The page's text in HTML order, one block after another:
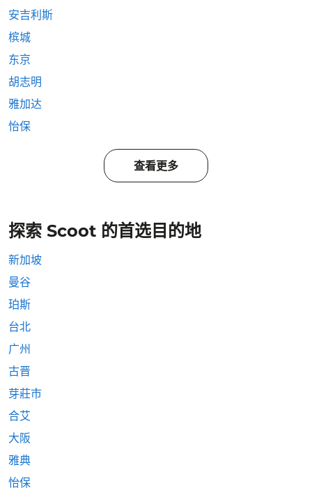
安吉利斯
槟城
东京
胡志明
雅加达
怡保
查看更多
探索 Scoot 的首选目的地
新加坡
曼谷
珀斯
台北
广州
古晋
芽莊市
合艾
大阪
雅典
怡保